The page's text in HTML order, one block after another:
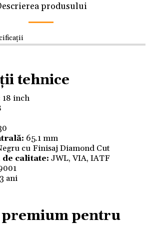
produsului
tehnice
18 inch
65.1 mm
cu Finisaj Diamond Cut
calitate: JWL, VIA, IATF
3 ani
pentru